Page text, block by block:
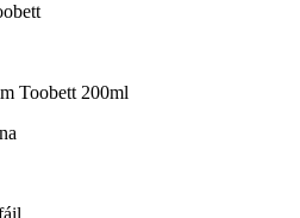
Toobett 200ml